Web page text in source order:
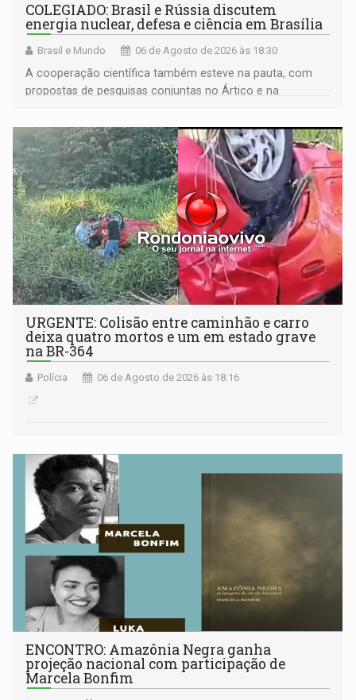
COLEGIADO: Brasil e Rússia discutem
energia nuclear, defesa e ciência em Brasília
Brasil e Mundo 06 de Agosto de 2026 às 18:30
A cooperação científica também esteve na pauta, com
propostas de pesquisas conjuntas no Ártico e na
URGENTE: Colisão entre caminhão e carro
deixa quatro mortos e um em estado grave
na BR-364
Polícia 06 de Agosto de 2026 às 18:16
ENCONTRO: Amazônia Negra ganha
projeção nacional com participação de
Marcela Bonfim